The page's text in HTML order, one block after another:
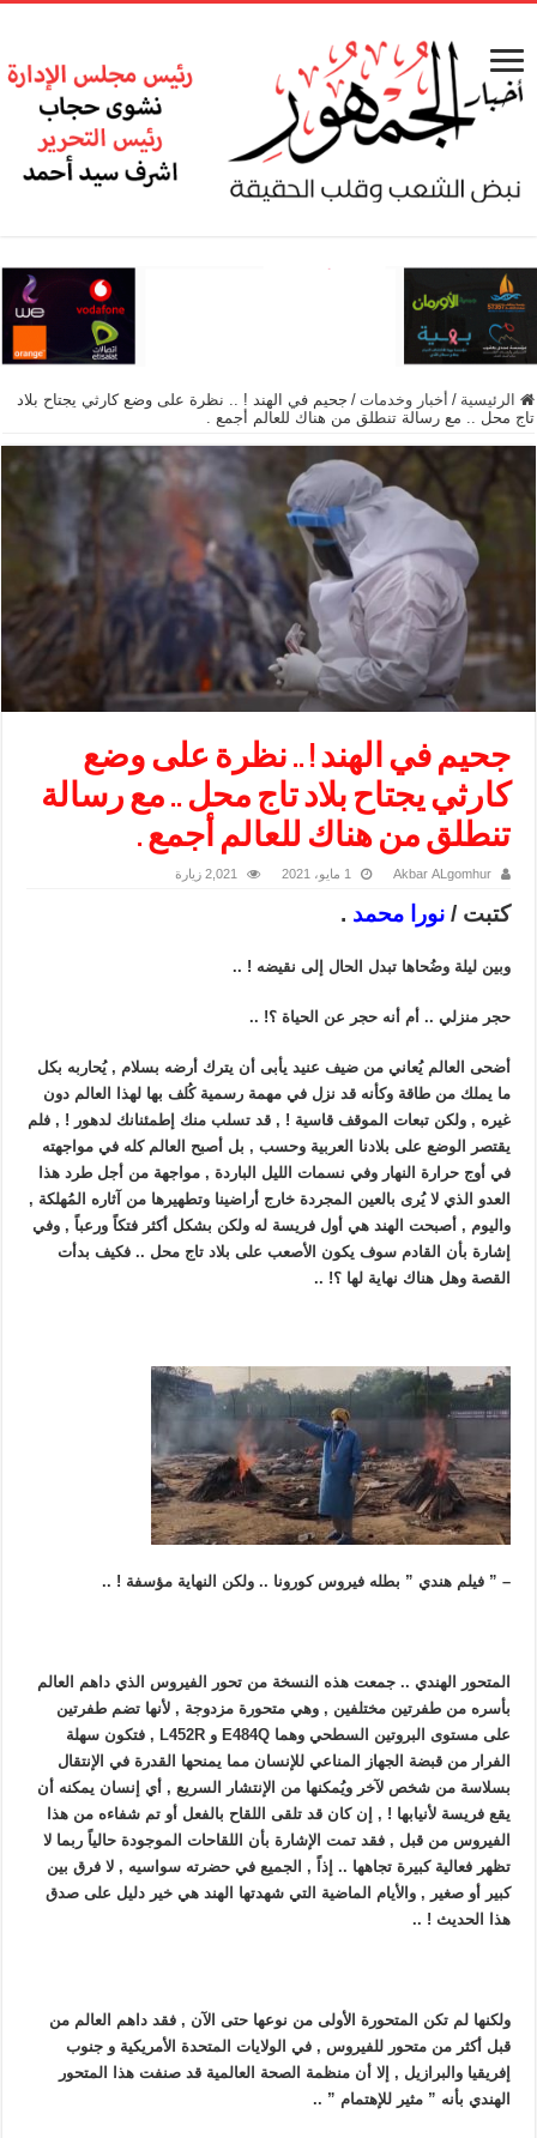
الرئيسية / أخبار وخدمات / جحيم في الهند ! .. نظرة على وضع كارثي يجتاح بلاد
تاج محل .. مع رسالة تنطلق من هناك للعالم أجمع .
جحيم في الهند ! .. نظرة على وضع
كارثي يجتاح بلاد تاج محل .. مع رسالة
تنطلق من هناك للعالم أجمع .
Akbar ALgomhur 1 مايو، 2021 2,021 زيارة
كتبت /نورا محمد .
وبين ليلة وضُحاها تبدل الحال إلى نقيضه ! ..
حجر منزلي .. أم أنه حجر عن الحياة ؟! ..
أضحى العالم يُعاني من ضيف عنيد يأبى أن يترك أرضه بسلام , يُحاربه بكل
ما يملك من طاقة وكأنه قد نزل في مهمة رسمية كُلف بها لهذا العالم دون
غيره , ولكن تبعات الموقف قاسية ! , قد تسلب منك إطمئنانك لدهور ! , فلم
يقتصر الوضع على بلادنا العربية وحسب , بل أصبح العالم كله في مواجهته
في أوج حرارة النهار وفي نسمات الليل الباردة , مواجهة من أجل طرد هذا
العدو الذي لا يُرى بالعين المجردة خارج أراضينا وتطهيرها من آثاره المُهلكة ,
واليوم , أصبحت الهند هي أول فريسة له ولكن بشكل أكثر فتكاً ورعباً , وفي
إشارة بأن القادم سوف يكون الأصعب على بلاد تاج محل .. فكيف بدأت
القصة وهل هناك نهاية لها ؟! ..
– ” فيلم هندي ” بطله فيروس كورونا .. ولكن النهاية مؤسفة ! ..
المتحور الهندي .. جمعت هذه النسخة من تحور الفيروس الذي داهم العالم
بأسره من طفرتين مختلفين , وهي متحورة مزدوجة , لأنها تضم طفرتين
على مستوى البروتين السطحي وهما E484Q و L452R , فتكون سهلة
الفرار من قبضة الجهاز المناعي للإنسان مما يمنحها القدرة في الإنتقال
بسلاسة من شخص لآخر ويُمكنها من الإنتشار السريع , أي إنسان يمكنه أن
يقع فريسة لأنيابها ! , إن كان قد تلقى اللقاح بالفعل أو تم شفاءه من هذا
الفيروس من قبل , فقد تمت الإشارة بأن اللقاحات الموجودة حالياً ربما لا
تظهر فعالية كبيرة تجاهها .. إذاً , الجميع في حضرته سواسيه , لا فرق بين
كبير أو صغير , والأيام الماضية التي شهدتها الهند هي خير دليل على صدق
هذا الحديث ! ..
ولكنها لم تكن المتحورة الأولى من نوعها حتى الآن , فقد داهم العالم من
قبل أكثر من متحور للفيروس , في الولايات المتحدة الأمريكية و جنوب
إفريقيا والبرازيل , إلا أن منظمة الصحة العالمية قد صنفت هذا المتحور
الهندي بأنه ” مثير للإهتمام ” ..